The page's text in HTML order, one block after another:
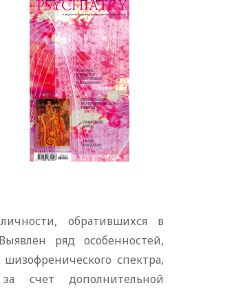
обратившихся в
ряд особенностей,
спектра,
счет дополнительной